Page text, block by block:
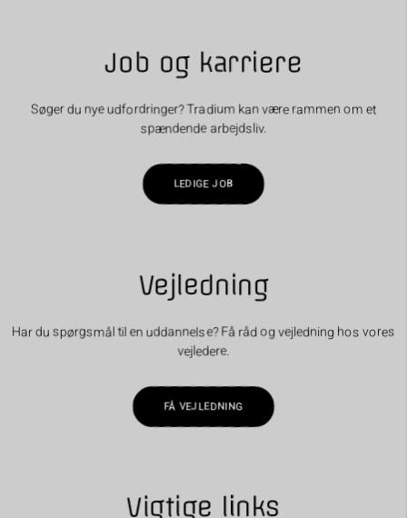
Job og karriere
Søger du nye udfordringer? Tradium kan være rammen om et
spændende arbejdsliv.
LEDIGE JOB
Vejledning
Har du spørgsmål til en uddannelse? Få råd og vejledning hos vores
vejledere.
FÅ VEJLEDNING
Vigtige links